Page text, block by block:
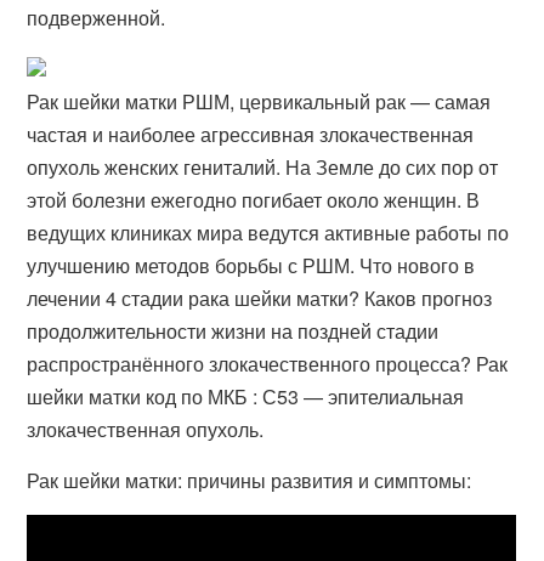
подверженной.
Рак шейки матки РШМ, цервикальный рак — самая
частая и наиболее агрессивная злокачественная
опухоль женских гениталий. На Земле до сих пор от
этой болезни ежегодно погибает около женщин. В
ведущих клиниках мира ведутся активные работы по
улучшению методов борьбы с РШМ. Что нового в
лечении 4 стадии рака шейки матки? Каков прогноз
продолжительности жизни на поздней стадии
распространённого злокачественного процесса? Рак
шейки матки код по МКБ : С53 — эпителиальная
злокачественная опухоль.
Рак шейки матки: причины развития и симптомы: